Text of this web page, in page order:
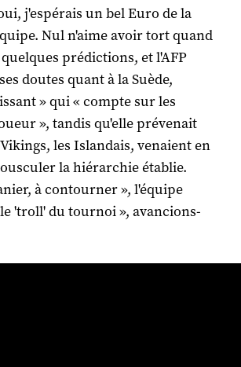
j'espérais un bel Euro de la
Nul n'aime avoir tort quand
prédictions, et l'AFP
doutes quant à la Suède,
» qui « compte sur les
», tandis qu'elle prévenait
les Islandais, venaient en
la hiérarchie établie.
à contourner », l'équipe
'troll' du tournoi », avancions-